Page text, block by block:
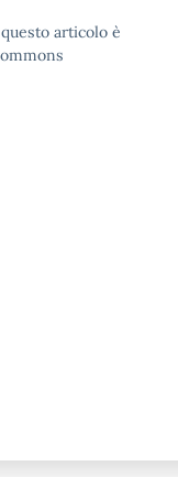
articolo è